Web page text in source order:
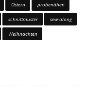
Ostern probenähen
schnittmuster sew-along
Weihnachten